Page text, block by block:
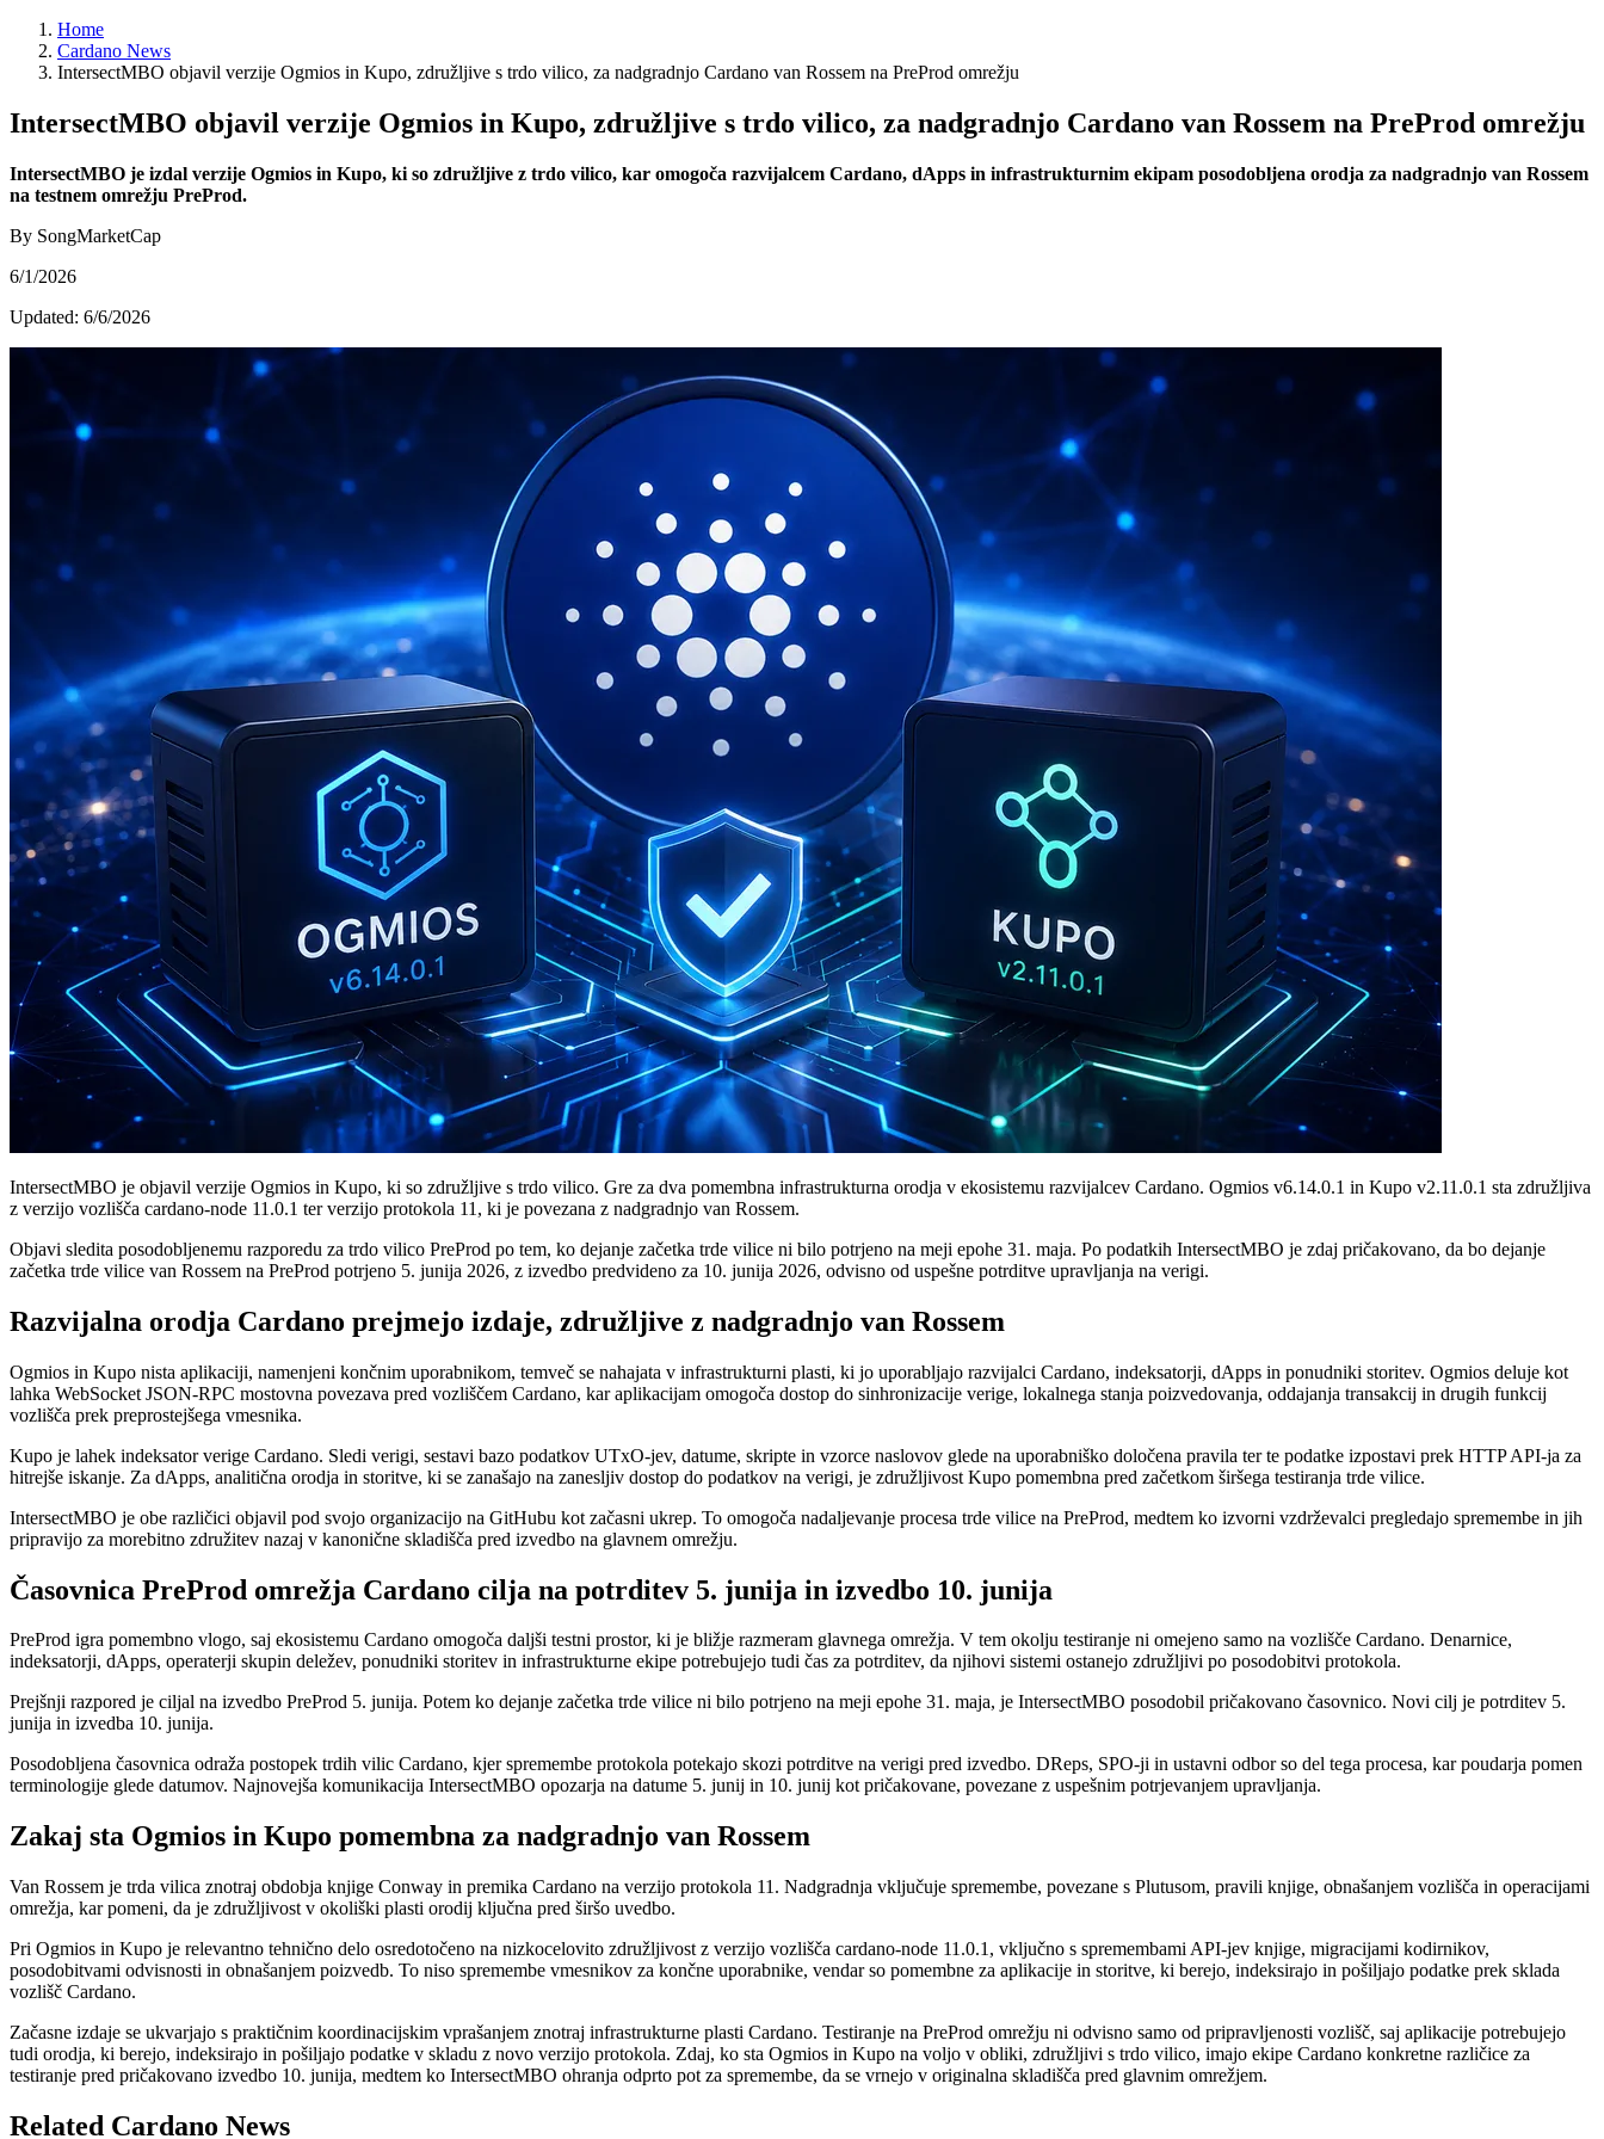
Home
Cardano News
IntersectMBO objavil verzije Ogmios in Kupo, združljive s trdo vilico, za nadgradnjo Cardano van Rossem na PreProd omrežju
IntersectMBO objavil verzije Ogmios in Kupo, združljive s trdo vilico, za nadgradnjo Cardano van Rossem na PreProd omrežju
IntersectMBO je izdal verzije Ogmios in Kupo, ki so združljive z trdo vilico, kar omogoča razvijalcem Cardano, dApps in infrastrukturnim ekipam posodobljena orodja za nadgradnjo van Rossem
na testnem omrežju PreProd.
By SongMarketCap
6/1/2026
Updated: 6/6/2026
IntersectMBO je objavil verzije Ogmios in Kupo, ki so združljive s trdo vilico. Gre za dva pomembna infrastrukturna orodja v ekosistemu razvijalcev Cardano. Ogmios v6.14.0.1 in Kupo v2.11.0.1 sta združljiva
z verzijo vozlišča cardano-node 11.0.1 ter verzijo protokola 11, ki je povezana z nadgradnjo van Rossem.
Objavi sledita posodobljenemu razporedu za trdo vilico PreProd po tem, ko dejanje začetka trde vilice ni bilo potrjeno na meji epohe 31. maja. Po podatkih IntersectMBO je zdaj pričakovano, da bo dejanje
začetka trde vilice van Rossem na PreProd potrjeno 5. junija 2026, z izvedbo predvideno za 10. junija 2026, odvisno od uspešne potrditve upravljanja na verigi.
Razvijalna orodja Cardano prejmejo izdaje, združljive z nadgradnjo van Rossem
Ogmios in Kupo nista aplikaciji, namenjeni končnim uporabnikom, temveč se nahajata v infrastrukturni plasti, ki jo uporabljajo razvijalci Cardano, indeksatorji, dApps in ponudniki storitev. Ogmios deluje kot
lahka WebSocket JSON-RPC mostovna povezava pred vozliščem Cardano, kar aplikacijam omogoča dostop do sinhronizacije verige, lokalnega stanja poizvedovanja, oddajanja transakcij in drugih funkcij
vozlišča prek preprostejšega vmesnika.
Kupo je lahek indeksator verige Cardano. Sledi verigi, sestavi bazo podatkov UTxO-jev, datume, skripte in vzorce naslovov glede na uporabniško določena pravila ter te podatke izpostavi prek HTTP API-ja za
hitrejše iskanje. Za dApps, analitična orodja in storitve, ki se zanašajo na zanesljiv dostop do podatkov na verigi, je združljivost Kupo pomembna pred začetkom širšega testiranja trde vilice.
IntersectMBO je obe različici objavil pod svojo organizacijo na GitHubu kot začasni ukrep. To omogoča nadaljevanje procesa trde vilice na PreProd, medtem ko izvorni vzdrževalci pregledajo spremembe in jih
pripravijo za morebitno združitev nazaj v kanonične skladišča pred izvedbo na glavnem omrežju.
Časovnica PreProd omrežja Cardano cilja na potrditev 5. junija in izvedbo 10. junija
PreProd igra pomembno vlogo, saj ekosistemu Cardano omogoča daljši testni prostor, ki je bližje razmeram glavnega omrežja. V tem okolju testiranje ni omejeno samo na vozlišče Cardano. Denarnice,
indeksatorji, dApps, operaterji skupin deležev, ponudniki storitev in infrastrukturne ekipe potrebujejo tudi čas za potrditev, da njihovi sistemi ostanejo združljivi po posodobitvi protokola.
Prejšnji razpored je ciljal na izvedbo PreProd 5. junija. Potem ko dejanje začetka trde vilice ni bilo potrjeno na meji epohe 31. maja, je IntersectMBO posodobil pričakovano časovnico. Novi cilj je potrditev 5.
junija in izvedba 10. junija.
Posodobljena časovnica odraža postopek trdih vilic Cardano, kjer spremembe protokola potekajo skozi potrditve na verigi pred izvedbo. DReps, SPO-ji in ustavni odbor so del tega procesa, kar poudarja pomen
terminologije glede datumov. Najnovejša komunikacija IntersectMBO opozarja na datume 5. junij in 10. junij kot pričakovane, povezane z uspešnim potrjevanjem upravljanja.
Zakaj sta Ogmios in Kupo pomembna za nadgradnjo van Rossem
Van Rossem je trda vilica znotraj obdobja knjige Conway in premika Cardano na verzijo protokola 11. Nadgradnja vključuje spremembe, povezane s Plutusom, pravili knjige, obnašanjem vozlišča in operacijami
omrežja, kar pomeni, da je združljivost v okoliški plasti orodij ključna pred širšo uvedbo.
Pri Ogmios in Kupo je relevantno tehnično delo osredotočeno na nizkocelovito združljivost z verzijo vozlišča cardano-node 11.0.1, vključno s spremembami API-jev knjige, migracijami kodirnikov,
posodobitvami odvisnosti in obnašanjem poizvedb. To niso spremembe vmesnikov za končne uporabnike, vendar so pomembne za aplikacije in storitve, ki berejo, indeksirajo in pošiljajo podatke prek sklada
vozlišč Cardano.
Začasne izdaje se ukvarjajo s praktičnim koordinacijskim vprašanjem znotraj infrastrukturne plasti Cardano. Testiranje na PreProd omrežju ni odvisno samo od pripravljenosti vozlišč, saj aplikacije potrebujejo
tudi orodja, ki berejo, indeksirajo in pošiljajo podatke v skladu z novo verzijo protokola. Zdaj, ko sta Ogmios in Kupo na voljo v obliki, združljivi s trdo vilico, imajo ekipe Cardano konkretne različice za
testiranje pred pričakovano izvedbo 10. junija, medtem ko IntersectMBO ohranja odprto pot za spremembe, da se vrnejo v originalna skladišča pred glavnim omrežjem.
Related Cardano News